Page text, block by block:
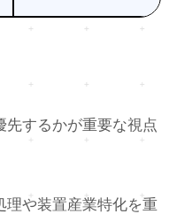
先するかが重要な視点
理や装置産業特化を重